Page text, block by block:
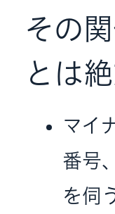
その
とは
マイ
番号
を伺